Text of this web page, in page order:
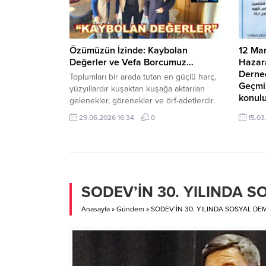
sağ olsun,...
Özümüzün İzinde: Kaybolan
Değerler ve Vefa Borcumuz…
Toplumları bir arada tutan en güçlü harç,
yüzyıllardır kuşaktan kuşağa aktarılan
gelenekler, görenekler ve örf-adetlerdir.
Ancak günümüz dünyasının hızlı akışı
içerisinde bu değerler, yerini giderek
yeniden entegre etmektir. Bu dönüş,
hem toplumsal...
29.06.2026 16:34 0
12
Tüm
Tüm
ve
SODEV’İN 30. YILINDA
Anasayfa » Gündem » SODEV’İN 30. YILINDA SOSYAL